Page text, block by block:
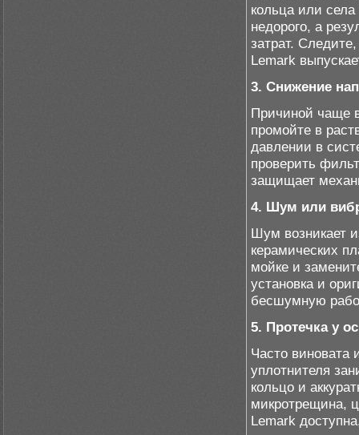
кольца или
недорого, а
затрат.
Lemark
3. Снижение
Причиной чаще
промойте в
давлении в
проверить
защищает
4. Шум или
Шум возникает
керамических
мойке и
установка и
бесшумную
5. Протечка у
Часто виновата
уплотнителя
кольцо и
микротрещина,
Lemark